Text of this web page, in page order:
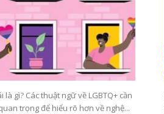
gì? Các thuật ngữ về LGBTQ+ cần
trọng để hiểu rõ hơn về nghệ...